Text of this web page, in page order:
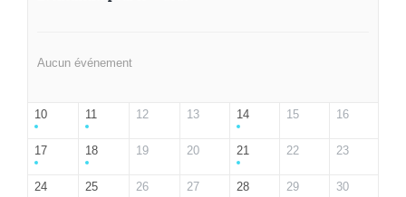
Aucun événement
10 11 12 13 14 15 16
17 18 19 20 21 22 23
24 25 26 27 28 29 30